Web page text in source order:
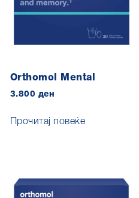
Orthomol Mental
3.800 ден
Прочитај повеќе